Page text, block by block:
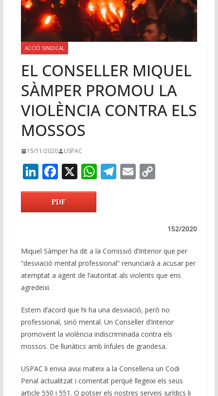
ACCIÓ SINDICAL
EL CONSELLER MIQUEL
SÀMPER PROMOU LA
VIOLÈNCIA CONTRA ELS
MOSSOS
15/11/2020 USPAC
Li
n
k
e
n
F
ac
e
b
o
k
X W
p
p
T
m
E C
n
k
PDF
152/2020
Miquel Sàmper ha dit a la Comissió d’Interior que per
“desviació mental professional” renunciarà a acusar per
atemptat a agent de l’autoritat als violents que ens
agredeixi.
Estem d’acord que hi ha una desviació, però no
professional, sinó mental. Un Conseller d’Interior
promovent la violència indiscriminada contra els
mossos. De llunàtics amb ínfules de grandesa.
USPAC li envia avui mateix a la Conselleria un Codi
Penal actualitzat i comentat perquè llegeixi els seus
article 550 i 551. O potser els nostres serveis jurídics li